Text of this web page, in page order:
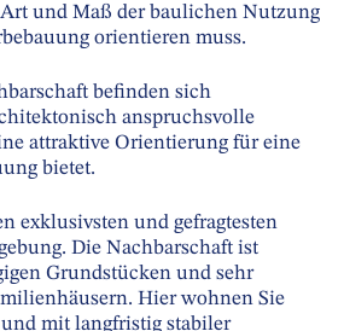
und Maß der baulichen Nutzung
orientieren muss.
befinden sich
anspruchsvolle
attraktive Orientierung für eine
bietet.
exklusivsten und gefragtesten
Die Nachbarschaft ist
Grundstücken und sehr
Hier wohnen Sie
mit langfristig stabiler